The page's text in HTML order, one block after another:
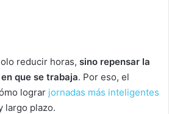
reducir horas, sino repensar la
que se trabaja. Por eso, el
lograr jornadas más inteligentes
largo plazo.